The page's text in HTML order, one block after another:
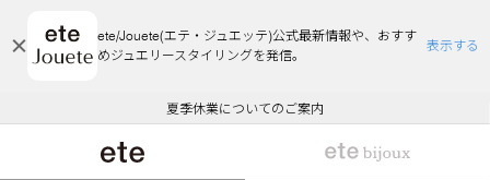
ete/Jouete(エテ・ジュエッテ)公式最新情報や、おすす
めジュエリースタイリングを発信。
表示する
エコラッピング及びエコポイント付与のご案内
ご注文いただいたお品物のお届け状況について
夏季休業についてのご案内
WEB Limited Items >>
採用のご案内
悪質な偽サイトにご注意ください
エコラッピング及びエコポイント付与のご案内
ご注文いただいたお品物のお届け状況について